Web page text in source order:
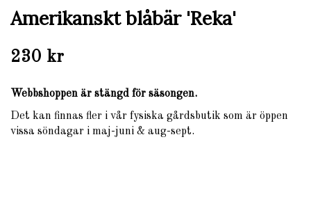
Amerikanskt blåbär 'Reka'
230 kr
Webbshoppen är stängd för säsongen.
Det kan finnas fler i vår fysiska gårdsbutik som är öppen
vissa söndagar i maj-juni & aug-sept.